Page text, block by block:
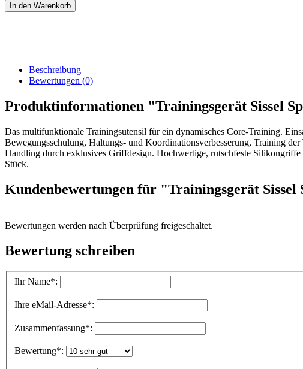
Beschreibung
Bewertungen (0)
Produktinformationen "Trainingsgerät Sissel
Das multifunktionale Trainingsutensil für ein dynamisches Core-Training.
Bewegungsschulung, Haltungs- und Koordinationsverbesserung, Training
Handling durch exklusives Griffdesign. Hochwertige, rutschfeste
Stück.
Kundenbewertungen für "Trainingsgerät Sissel
Bewertungen werden nach Überprüfung freigeschaltet.
Bewertung schreiben
Ihr Name*:
Ihre eMail-Adresse*:
Zusammenfassung*:
Bewertung*: